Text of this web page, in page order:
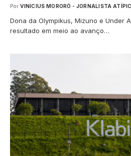
Por VINICIUS MORORÓ - JORNALISTA
Dona da Olympikus, Mizuno e Under
resultado em meio ao avanço…